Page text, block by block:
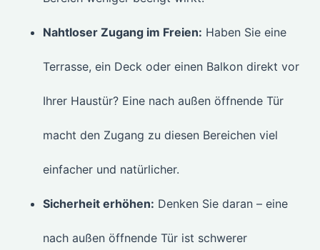
Nahtloser Zugang im Freien: Haben Sie eine
Terrasse, ein Deck oder einen Balkon direkt vor
Ihrer Haustür? Eine nach außen öffnende Tür
macht den Zugang zu diesen Bereichen viel
einfacher und natürlicher.
Sicherheit erhöhen: Denken Sie daran – eine
nach außen öffnende Tür ist schwerer